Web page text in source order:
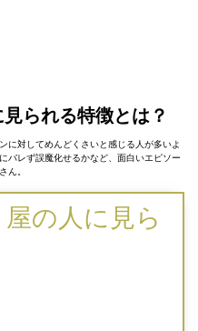
られる特徴とは？
に対してめんどくさいと感じる人が多いよ
バレず誤魔化せるかなど、面白いエピソー
ん。
の人に見ら